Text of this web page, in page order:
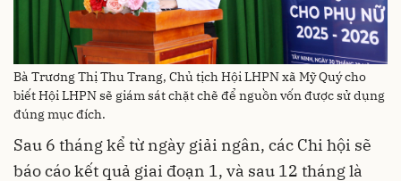
Bà Trương Thị Thu Trang, Chủ tịch Hội LHPN xã Mỹ Quý cho
biết Hội LHPN sẽ giám sát chặt chẽ để nguồn vốn được sử dụng
đúng mục đích.
Sau 6 tháng kể từ ngày giải ngân, các Chi hội sẽ
báo cáo kết quả giai đoạn 1, và sau 12 tháng là